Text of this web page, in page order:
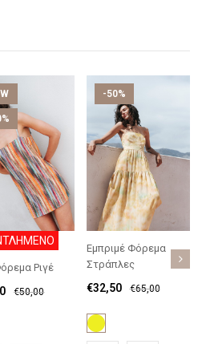
Ριγέ
€50,00
-50%
Εμπριμέ Φόρεμα
Στράπλες
€65,00
€32,50